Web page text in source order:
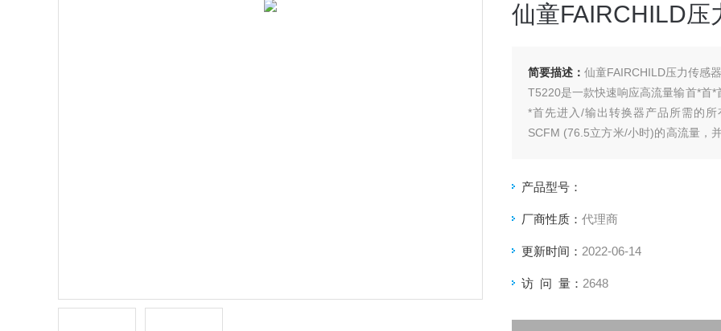
仙童FAIRCHILD
简要描述： 仙童FAIRCHILD压力传感
T5220是一款快速响应高流量输首*首
*首先进入/输出转换器产品所需的
SCFM (76.5立方米/小时)的高流量，
产品型号：
厂商性质： 代理商
更新时间： 2022-06-14
访 问 量： 2648